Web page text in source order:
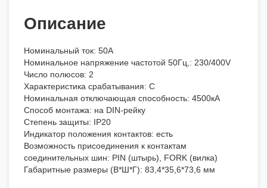
Описание
Номинальный ток: 50А
Номинальное напряжение частотой 50Гц,: 230/400V
Число полюсов: 2
Характеристика срабатывания: С
Номинальная отключающая способность: 4500кА
Способ монтажа: на DIN-рейку
Степень защиты: IP20
Индикатор положения контактов: есть
Возможность присоединения к контактам
соединительных шин: PIN (штырь), FORK (вилка)
Габаритные размеры (В*Ш*Г): 83,4*35,6*73,6 мм